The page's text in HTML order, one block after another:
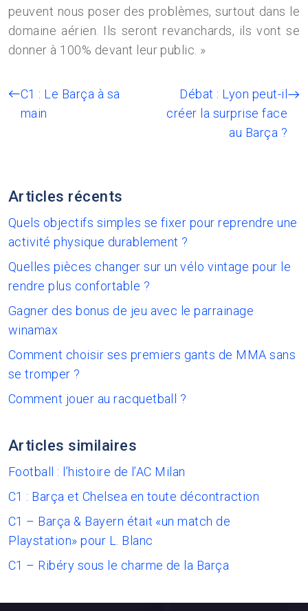
peuvent nous poser des problèmes, surtout dans le
domaine aérien. Ils seront revanchards, ils vont se
donner à 100% devant leur public. »
C1 : Le Barça à sa
main
Débat : Lyon peut-il
créer la surprise face
au Barça ?
Articles récents
Quels objectifs simples se fixer pour reprendre une
activité physique durablement ?
Quelles pièces changer sur un vélo vintage pour le
rendre plus confortable ?
Gagner des bonus de jeu avec le parrainage
winamax
Comment choisir ses premiers gants de MMA sans
se tromper ?
Comment jouer au racquetball ?
Articles similaires
Football : l’histoire de l’AC Milan
C1 : Barça et Chelsea en toute décontraction
C1 – Barça & Bayern était «un match de
Playstation» pour L. Blanc
C1 – Ribéry sous le charme de la Barça